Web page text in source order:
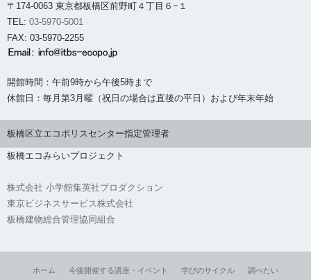
〒174-0063 東京都板橋区前野町４丁目６−１
TEL: 03-5970-5001
FAX: 03-5970-2255
開館時間：午前9時から午後5時まで
休館日：毎月第3月曜（祝日の場合は直後の平日）および年末年始
板橋区立エコポリスセンター指定管理者
板橋エコみらいプロジェクト
株式会社 小学館集英社プロダクション
東京ビジネスサービス株式会社
板橋建物総合管理協同組合
ホーム 今後開催する講座・イベント 学びのサイクル 調べたい